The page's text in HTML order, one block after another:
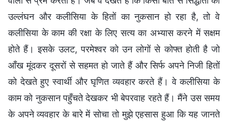
उल्लंघन और कलीसिया के हितों का नुकसान हो रहा है, तो वे
कलीसिया के काम की रक्षा के लिए सत्य का अभ्यास करने में सक्षम
होते हैं। इसके उलट, परमेश्वर को उन लोगों से कोफ्त होती है जो
आँख मूंदकर दूसरों से सहमत हो जाते हैं और सिर्फ अपने निजी हितों
को देखते हुए स्वार्थी और घृणित व्यवहार करते हैं। वे कलीसिया के
काम को नुकसान पहुँचते देखकर भी बेपरवाह रहते हैं। मैंने उस समय
के अपने व्यवहार के बारे में सोचा तो मुझे एहसास हुआ कि यह जानते